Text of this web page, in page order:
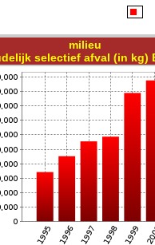
milieu
selectief afval (in kg)